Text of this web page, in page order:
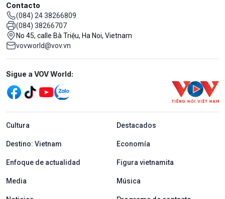
Contacto
(084) 24 38266809
(084) 38266707
No 45, calle Bà Triệu, Ha Noi, Vietnam
vovworld@vov.vn
Mạng xã hội
Sigue a VOV World:
menu footer tiếng Tây ban nha
Cultura Destacados
Destino: Vietnam Economía
Enfoque de actualidad Figura vietnamita
Media Música